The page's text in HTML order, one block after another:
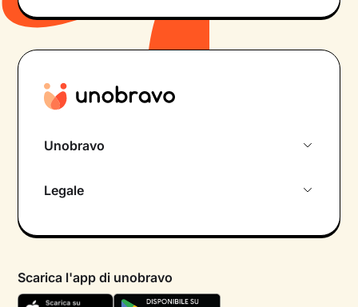
Unobravo
Psicologo in chat
Aiuto urgente
Legale
Termini e condizioni
Scarica l'app di unobravo